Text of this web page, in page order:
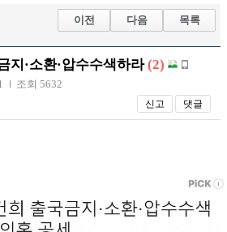
자유사진 군사/무기
이전 다음 목록
지·소환·압수수색하라 (2)
조회 5632
신고 댓글